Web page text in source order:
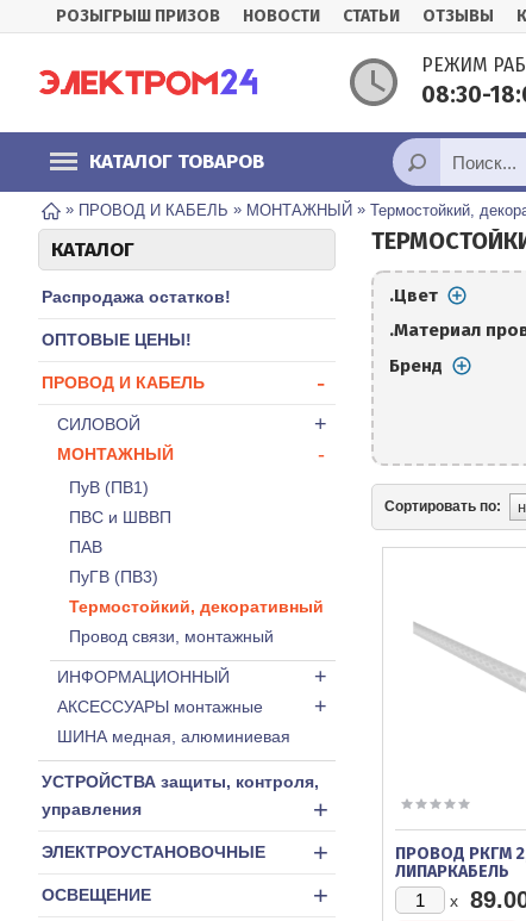
РОЗЫГРЫШ ПРИЗОВ НОВОСТИ СТАТЬИ ОТЗЫВЫ
РЕЖИМ
08:30-
КАТАЛОГ ТОВАРОВ
» ПРОВОД И КАБЕЛЬ » МОНТАЖНЫЙ » Термостойкий,
КАТАЛОГ
Распродажа остатков!
ОПТОВЫЕ ЦЕНЫ!
ПРОВОД И КАБЕЛЬ -
СИЛОВОЙ +
МОНТАЖНЫЙ -
ПуВ (ПВ1)
ПВС и ШВВП
ПАВ
ПуГВ (ПВ3)
Термостойкий, декоративный
Провод связи, монтажный
ИНФОРМАЦИОННЫЙ +
АКСЕССУАРЫ монтажные +
ШИНА медная, алюминиевая
УСТРОЙСТВА защиты, контроля,
управления
+
ЭЛЕКТРОУСТАНОВОЧНЫЕ +
ОСВЕЩЕНИЕ +
.Цвет
.Материал
Бренд
Сортировать по:
ПРОВОД РКГМ
ЛИПАРКАБЕЛЬ
x